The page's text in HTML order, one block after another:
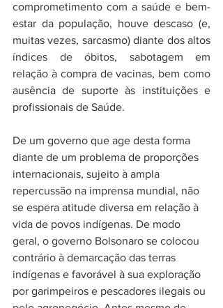
comprometimento com a saúde e bem-
estar da população, houve descaso (e,
muitas vezes, sarcasmo) diante dos altos
índices de óbitos, sabotagem em
relação à compra de vacinas, bem como
ausência de suporte às instituições e
profissionais de Saúde.
De um governo que age desta forma
diante de um problema de proporções
internacionais, sujeito à ampla
repercussão na imprensa mundial, não
se espera atitude diversa em relação à
vida de povos indígenas. De modo
geral, o governo Bolsonaro se colocou
contrário à demarcação das terras
indígenas e favorável à sua exploração
por garimpeiros e pescadores ilegais ou